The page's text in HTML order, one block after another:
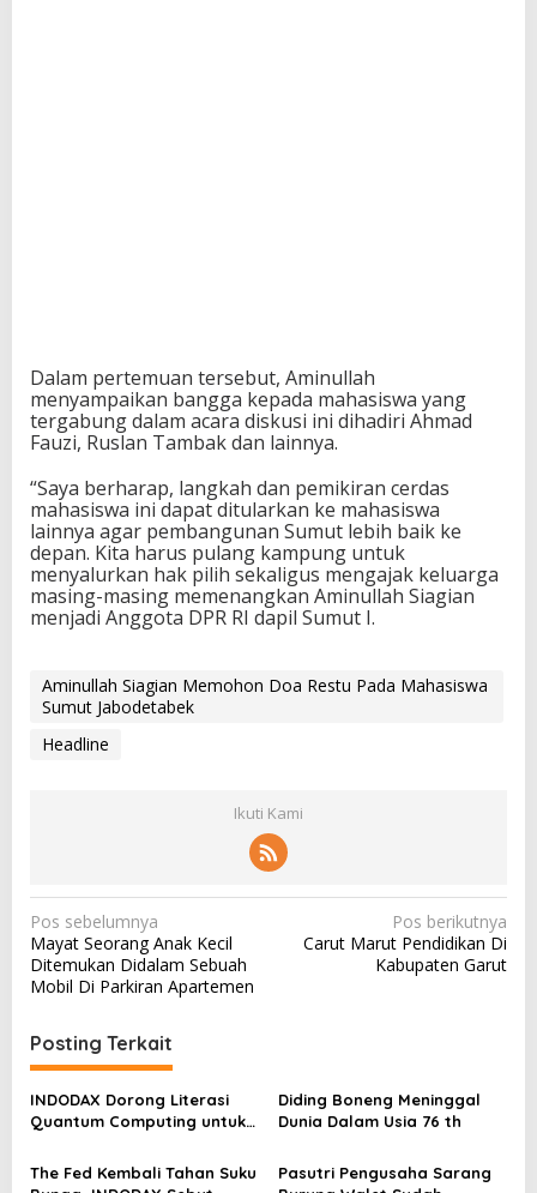
Dalam pertemuan tersebut, Aminullah
menyampaikan bangga kepada mahasiswa yang
tergabung dalam acara diskusi ini dihadiri Ahmad
Fauzi, Ruslan Tambak dan lainnya.
“Saya berharap, langkah dan pemikiran cerdas
mahasiswa ini dapat ditularkan ke mahasiswa
lainnya agar pembangunan Sumut lebih baik ke
depan. Kita harus pulang kampung untuk
menyalurkan hak pilih sekaligus mengajak keluarga
masing-masing memenangkan Aminullah Siagian
menjadi Anggota DPR RI dapil Sumut I.
Aminullah Siagian Memohon Doa Restu Pada Mahasiswa
Sumut Jabodetabek
Headline
Ikuti Kami
N
a
v
g
a
s
Pos sebelumnya
Mayat Seorang Anak Kecil
Ditemukan Didalam Sebuah
Mobil Di Parkiran Apartemen
Pos berikutnya
Carut Marut Pendidikan Di
Kabupaten Garut
Posting Terkait
INDODAX Dorong Literasi
Quantum Computing untuk
Blockchain
Diding Boneng Meninggal
Dunia Dalam Usia 76 th
The Fed Kembali Tahan Suku
Pasutri Pengusaha Sarang